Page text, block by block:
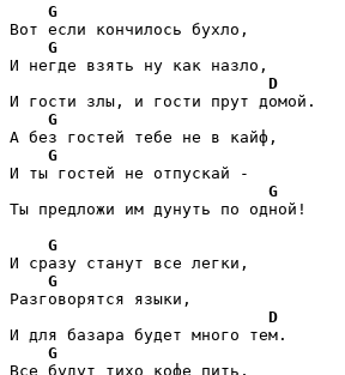
G
Вот если кончилось бухло,
G
И негде взять ну как назло,
D
И гости злы, и гости прут домой.
G
А без гостей тебе не в кайф,
G
И ты гостей не отпускай -
G
Ты предложи им дунуть по одной!
G
И сразу станут все легки,
G
Разговорятся языки,
D
И для базара будет много тем.
G
Все будут тихо кофе пить,